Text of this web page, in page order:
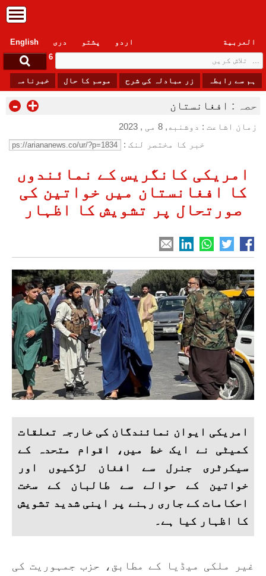
English دری پشتو العربیة
اردو
Thursday, 6 August , 2026
ہم سے رابطہ زر مبادلہ کی شرح موسم کا حال خبرنامہ
حصہ : افغانستان - +
زمان اشاعت : دوشنبه, 8 می , 2023
خبر کا مختصر لنک :
امریکی کانگریس کے نمائندوں
کا افغانستان میں خواتین کی
صورتحال پر تشویش کا اظہار
امریکی ایوان نمائندگان کی خارجہ تعلقات
کمیٹی نے ایک خط میں، اقوام متحدہ کے
سیکرٹری جنرل سے افغان لڑکیوں اور
خواتین کے حوالے سے طالبان کے سخت
احکامات کے جاری رہنے پر اپنی شدید تشویش
کا اظہار کیا ہے۔
غیر ملکی میڈیا کے مطابق، حزب جمہوریت کی